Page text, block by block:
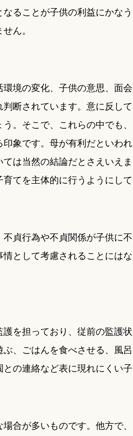
ることが子供の利益にかなう
ん。
境の変化、子供の意思、面会
断されています。意に反して
。そこで、これらの中でも、
象です。母が有利だといわれ
は当然の結論だとさえいえま
てを主体的に行うようにして
貞行為や不貞関係が子供に不
として考慮されることにはな
を担っており、従前の監護状
、ごはんを食べさせる、風呂
の連絡など表に現れにくい子
合が多いものです。他方で、